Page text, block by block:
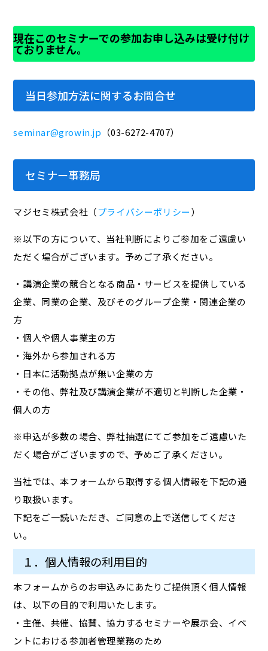
現在このセミナーでの参加お申し込みは受け付け
ておりません。
当日参加方法に関するお問合せ
seminar@growin.jp （03-6272-4707）
セミナー事務局
マジセミ株式会社（プライバシーポリシー）
※以下の方について、当社判断によりご参加をご遠慮い
ただく場合がございます。予めご了承ください。
・講演企業の競合となる商品・サービスを提供している
企業、同業の企業、及びそのグループ企業・関連企業の
方
・個人や個人事業主の方
・海外から参加される方
・日本に活動拠点が無い企業の方
・その他、弊社及び講演企業が不適切と判断した企業・
個人の方
※申込が多数の場合、弊社抽選にてご参加をご遠慮いた
だく場合がございますので、予めご了承ください。
当社では、本フォームから取得する個人情報を下記の通
り取扱います。
下記をご一読いただき、ご同意の上で送信してくださ
い。
１．個人情報の利用目的
本フォームからのお申込みにあたりご提供頂く個人情報
は、以下の目的で利用いたします。
・主催、共催、協賛、協力するセミナーや展示会、イベ
ントにおける参加者管理業務のため